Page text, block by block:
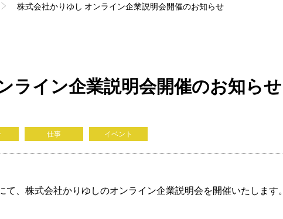
株式会社かりゆし オンライン企業説明会開催のお知らせ
ライン企業説明会開催のお知らせ
仕事 イベント
、株式会社かりゆしのオンライン企業説明会を開催いたします。